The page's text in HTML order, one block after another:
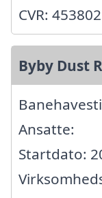
CVR:
Byby Dust
Ansatte:
Startdato: